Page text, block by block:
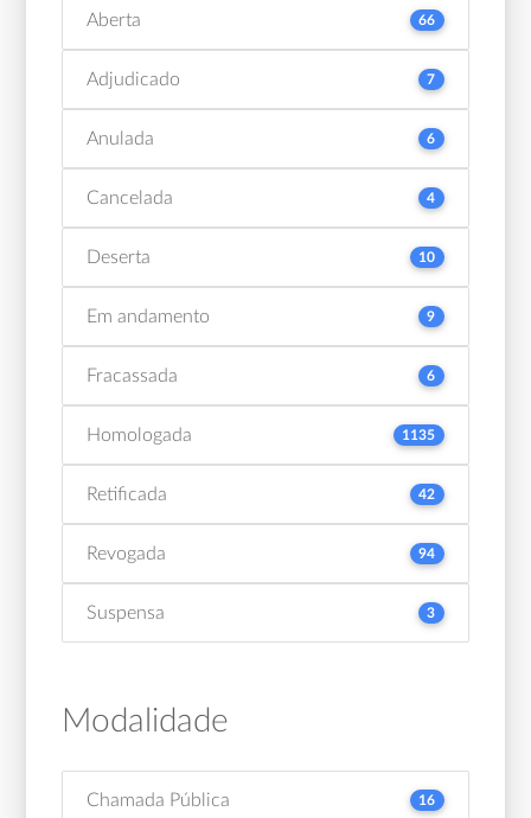
Aberta 66
Adjudicado 7
Anulada 6
Cancelada 4
Deserta 10
Em andamento 9
Fracassada 6
Homologada 1135
Retificada 42
Revogada 94
Suspensa 3
Modalidade
Chamada Pública 16